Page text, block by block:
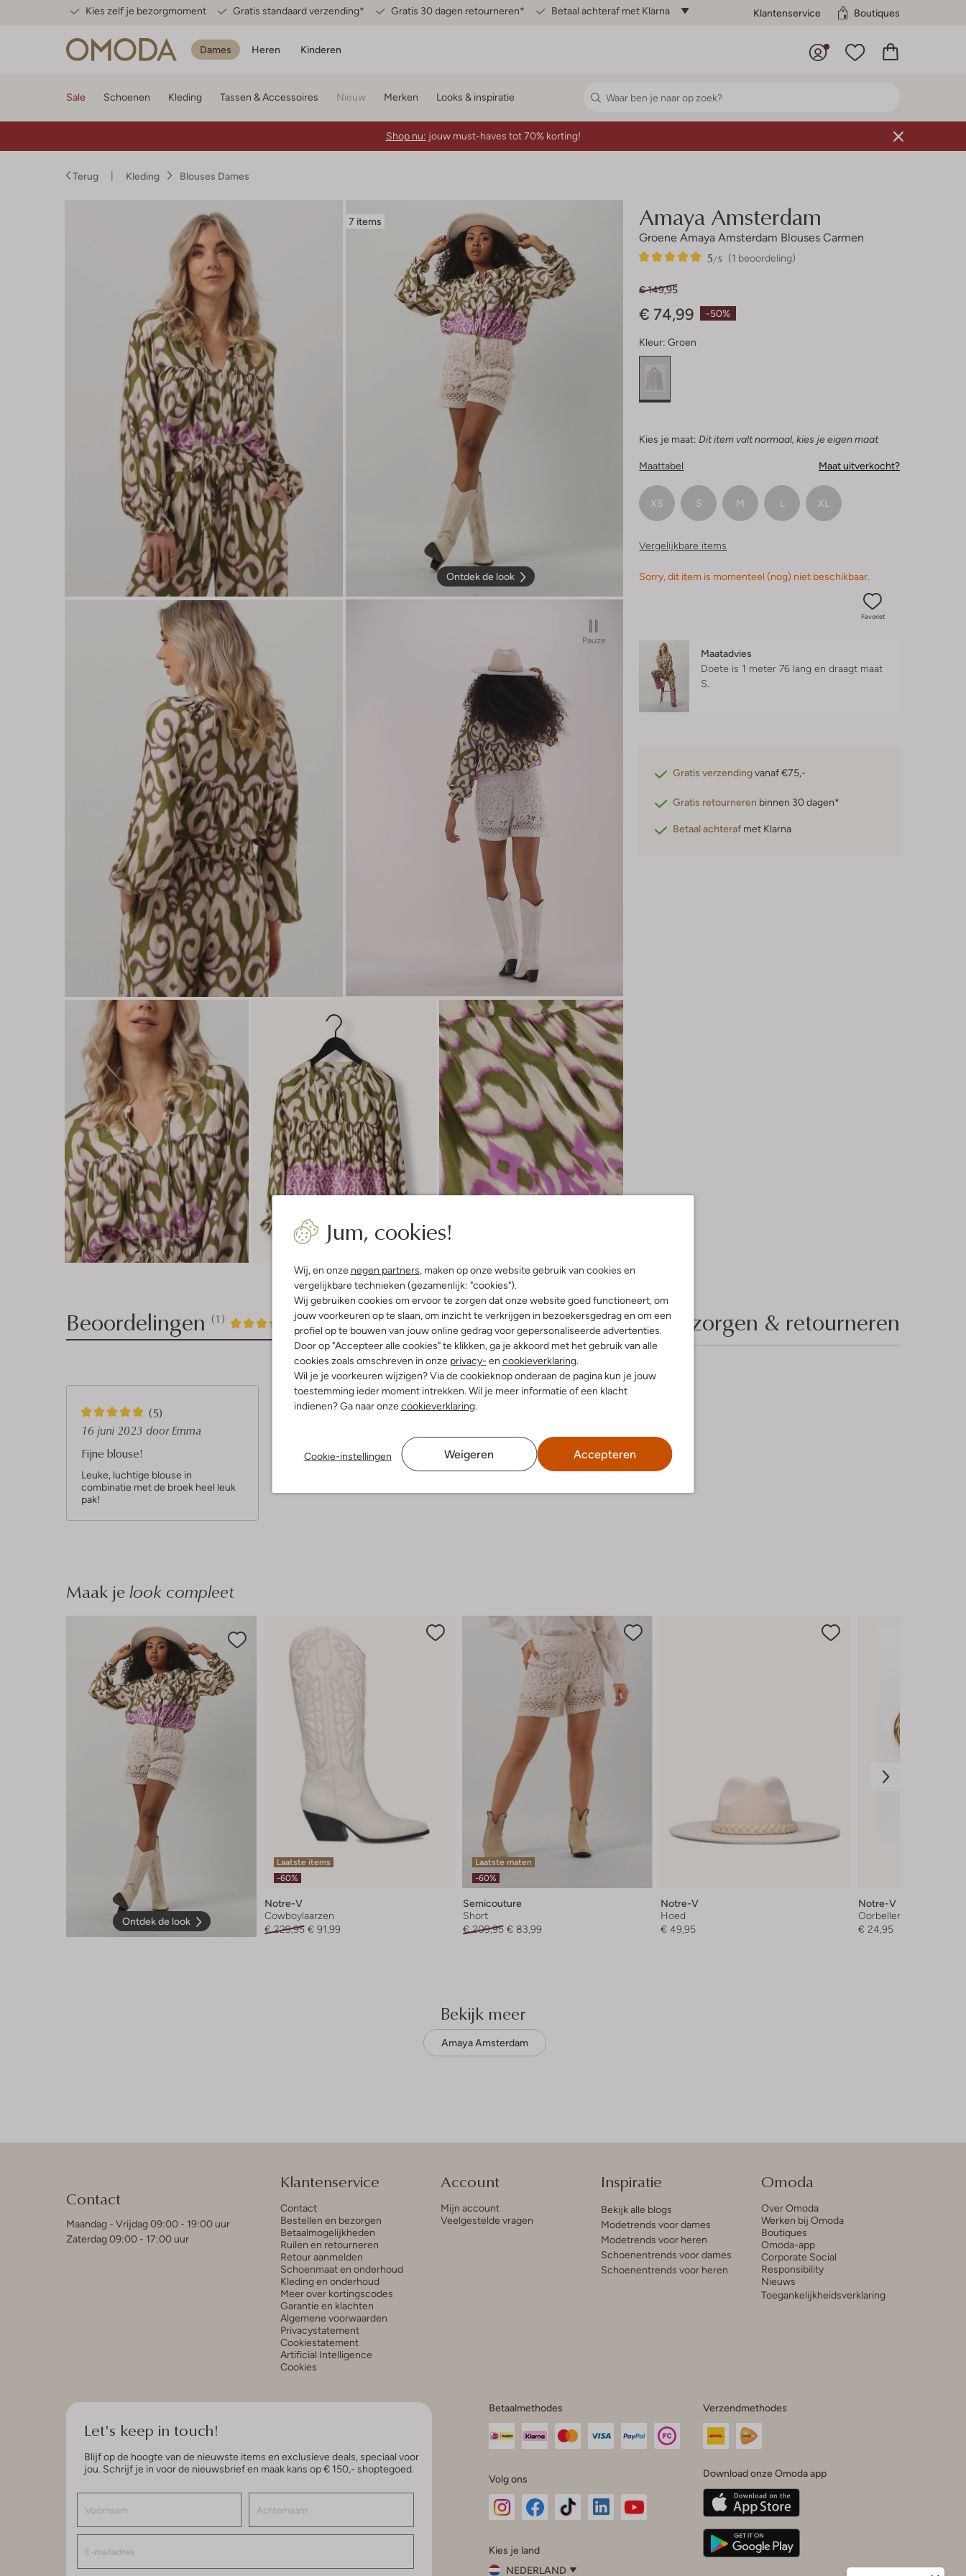
Kies zelf je bezorgmoment Gratis standaard verzending* Gratis 30 dagen retourneren* Betaal achteraf met Klarna Klantenservice Boutiques
Dames Heren Kinderen
Jum, cookies!
Wij, en onze negen partners, maken op onze website gebruik van cookies en
vergelijkbare technieken (gezamenlijk: "cookies").
Wij gebruiken cookies om ervoor te zorgen dat onze website goed functioneert, om
jouw voorkeuren op te slaan, om inzicht te verkrijgen in bezoekersgedrag en om een
profiel op te bouwen van jouw online gedrag voor gepersonaliseerde advertenties.
Door op "Accepteer alle cookies" te klikken, ga je akkoord met het gebruik van alle
cookies zoals omschreven in onze privacy- en cookieverklaring.
Wil je je voorkeuren wijzigen? Via de cookieknop onderaan de pagina kun je jouw
toestemming ieder moment intrekken. Wil je meer informatie of een klacht
indienen? Ga naar onzecookieverklaring.
Cookie-instellingen Weigeren Accepteren
Sale Schoenen Kleding Tassen & Accessoires Nieuw Merken Looks & inspiratie
Shop nu: jouw must-haves tot 70% korting!
Terug Kleding Blouses Dames
7 items
Ontdek de look
Pauze
Amaya Amsterdam
Groene Amaya Amsterdam Blouses Carmen
(1 beoordeling)
5/5
1
5
-50%
€ 149,95
€ 74,99
Kleur: Groen
Kies je maat: Dit item valt normaal, kies je eigen maat
Maattabel Maat uitverkocht?
XS S M L XL
Vergelijkbare items
Sorry, dit item is momenteel (nog) niet beschikbaar.
Favoriet
Maatadvies
Doete is 1 meter 76 lang en draagt maat
S.
Gratis verzendingvanaf €75,-
Gratis retourneren binnen 30 dagen*
Betaal achteraf met Klarna
Product informatie
Beoordelingen (1) 5 /5
1
5
Bezorgen & retourneren
5
S
t
e
r
r
(5)
16 juni 2023 door Emma
Fijne blouse!
Leuke, luchtige blouse in
combinatie met de broek heel leuk
pak!
Maak je look compleet
Ontdek de look
Laatste items
-60%
Notre-V
Cowboylaarzen
€ 229,95 € 91,99
Laatste maten
-60%
Semicouture
Short
€ 209,95 € 83,99
Notre-V
Hoed
€ 49,95
Notre-V
Oorbellen
€ 24,95
Bekijk meer
Amaya Amsterdam
Contact
Maandag - Vrijdag 09:00 - 19:00 uur
Zaterdag 09:00 - 17:00 uur
Klantenservice
Contact
Bestellen en bezorgen
Betaalmogelijkheden
Ruilen en retourneren
Retour aanmelden
Schoenmaat en onderhoud
Kleding en onderhoud
Meer over kortingscodes
Garantie en klachten
Algemene voorwaarden
Privacystatement
Cookiestatement
Artificial Intelligence
Cookies
Account
Mijn account
Veelgestelde vragen
Inspiratie
Bekijk alle blogs
Modetrends voor dames
Modetrends voor heren
Schoenentrends voor dames
Schoenentrends voor heren
Omoda
Over Omoda
Werken bij Omoda
Boutiques
Omoda-app
Corporate Social
Responsibility
Nieuws
Toegankelijkheidsverklaring
Let's keep in touch!
Blijf op de hoogte van de nieuwste items en exclusieve deals, speciaal voor
jou. Schrijf je in voor de nieuwsbrief en maak kans op € 150,- shoptegoed.
Betaalmethodes
Volg ons
InstagramFacebook
Kies je land
NEDERLAND
Verzendmethodes
Download onze Omoda app